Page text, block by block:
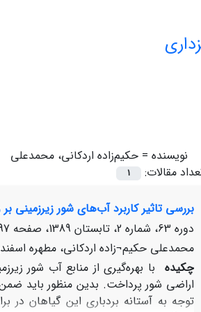
نویسنده = حکیم‌زاده اردکانی، محمدعلی
مقالات:
1
بررسی تاثیر کاربرد آب‌های شور
دوره 63، شماره 2، تابستان 1389، صفحه
10
محمدعلی حکیم¬زاده اردکانی، مطهره
چکیده با بهره‌گیری از منابع آب شور
اراضی شور پرداخت. بدین منظور باید
توجه به آستانه بردباری این گیاهان